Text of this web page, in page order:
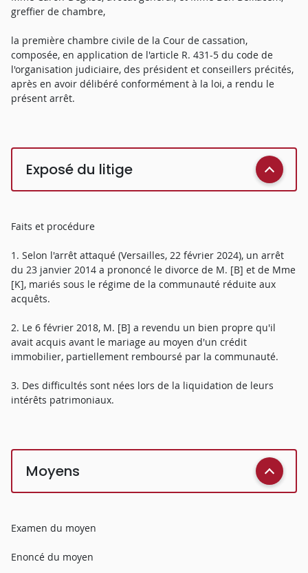
greffier de chambre,
la première chambre civile de la Cour de cassation,
composée, en application de l'article R. 431-5 du code de
l'organisation judiciaire, des président et conseillers précités,
après en avoir délibéré conformément à la loi, a rendu le
présent arrêt.
Exposé du litige
Faits et procédure
1. Selon l'arrêt attaqué (Versailles, 22 février 2024), un arrêt
du 23 janvier 2014 a prononcé le divorce de M. [B] et de Mme
[K], mariés sous le régime de la communauté réduite aux
acquêts.
2. Le 6 février 2018, M. [B] a revendu un bien propre qu'il
avait acquis avant le mariage au moyen d'un crédit
immobilier, partiellement remboursé par la communauté.
3. Des difficultés sont nées lors de la liquidation de leurs
intérêts patrimoniaux.
Moyens
Examen du moyen
Enoncé du moyen